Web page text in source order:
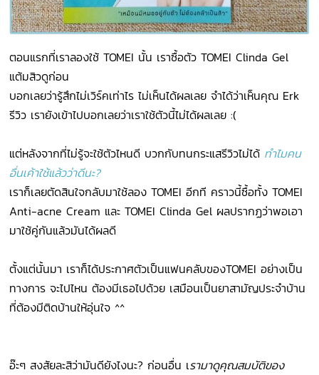
ตอนแรกที่เราลองใช้ TOMEI นั้น เราซื้อตัว TOMEI Clinda Gel
แต้มสิวดูก่อน
บอกเลยว่ารู้สึกไม่เวิร์คเท่าไร ไม่เห็นได้ผลเลย จำได้ว่าเห็นคุณ Erk
รีวิว เรายังเข้าไปบอกเลยว่าเราใช้ตัวนี้ไม่ได้ผลเลย :(
แต่หลังจากที่ไม่รู้จะใช้ตัวไหนดี บวกกับทนกระแสรีวิวไม่ได้ ทำไมคน
อื่นเค้าใช้แล้วว่าดีนะ?
เราก็เลยตัดสินใจกลับมาใช้ลอง TOMEI อีกที คราวนี้ซื้อทั้ง TOMEI
Anti-acne Cream และ TOMEI Clinda Gel ผลปรากฏว่าพอเอา
มาใช้คู่กันแล้วมันได้ผลดี
ตั้งแต่นั้นมา เราก็ได้ประกาศตัวเป็นแฟนคลับของTOMEI อย่างเป็น
ทางการ จะไปไหน ต้องมีเธอไปด้วย เสมือนเป็นยาสามัญประจำบ้าน
ที่ต้องมีติดบ้านให้อุ่นใจ ^^
อ๊ะๆ สงสัยละสิว่ามันดียังไงนะ? ก่อนอื่น เรามาดูคุณสมบัติของ